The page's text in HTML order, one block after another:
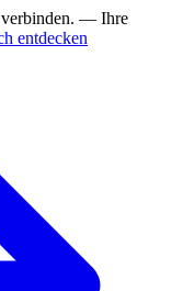
verbinden. — Ihre
entdecken